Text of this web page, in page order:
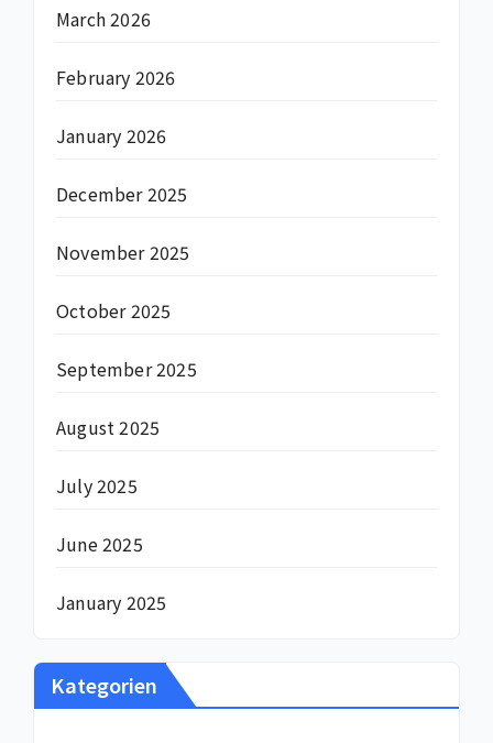
March 2026
February 2026
January 2026
December 2025
November 2025
October 2025
September 2025
August 2025
July 2025
June 2025
January 2025
Kategorien